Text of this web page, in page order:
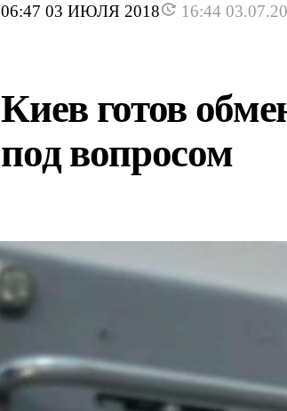
06:47 03 ИЮЛЯ 2018 16:44
Киев готов
под вопросом